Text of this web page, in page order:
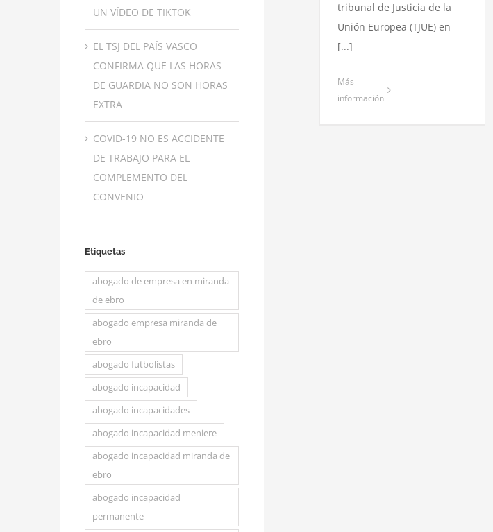
tribunal de Justicia de la
Unión Europea (TJUE) en
[...]
Más
información
UN VÍDEO DE TIKTOK
EL TSJ DEL PAÍS VASCO
CONFIRMA QUE LAS HORAS
DE GUARDIA NO SON HORAS
EXTRA
COVID-19 NO ES ACCIDENTE
DE TRABAJO PARA EL
COMPLEMENTO DEL
CONVENIO
Etiquetas
abogado de empresa en miranda
de ebro
abogado empresa miranda de
ebro
abogado futbolistas
abogado incapacidad
abogado incapacidades
abogado incapacidad meniere
abogado incapacidad miranda de
ebro
abogado incapacidad
permanente